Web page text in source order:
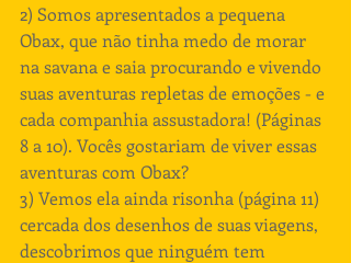
2) Somos apresentados a pequena
Obax, que não tinha medo de morar
na savana e saia procurando e vivendo
suas aventuras repletas de emoções - e
cada companhia assustadora! (Páginas
8 a 10). Vocês gostariam de viver essas
aventuras com Obax?
3) Vemos ela ainda risonha (página 11)
cercada dos desenhos de suas viagens,
descobrimos que ninguém tem